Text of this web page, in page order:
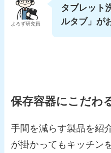
よろず研究員
タブレット
ルタブ」が
保存容器にこだわ
手間を減らす製品を紹
が掛かってもキッチン